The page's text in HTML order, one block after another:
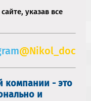
указав все
@Nikol_doc
компании - это
и